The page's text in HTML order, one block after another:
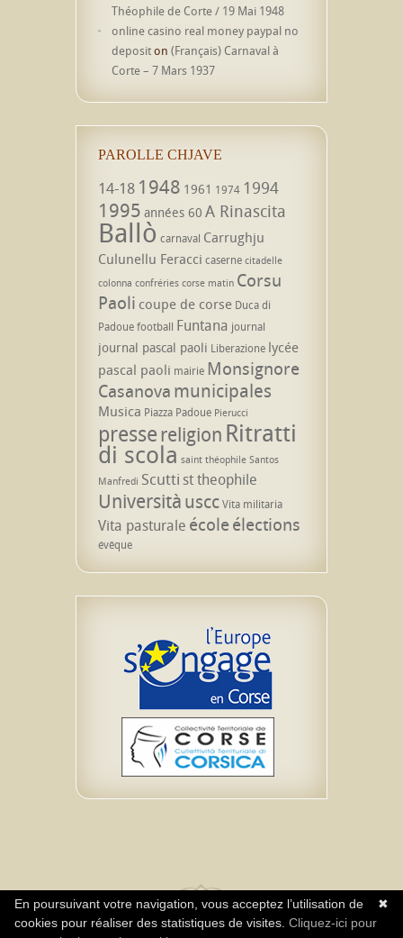
Théophile de Corte / 19 Mai 1948
online casino real money paypal no
depositon (Français) Carnaval à
Corte – 7 Mars 1937
PAROLLE CHJAVE
14-18 1948 1961 1974 1994
1995 années 60 A Rinascita
Ballò carnaval Carrughju
Culunellu Feracci caserne citadelle
colonna confréries corse matin Corsu
Paoli coupe de corse Duca di
Padouefootball Funtana journal
journal pascal paoli Liberazione lycée
pascal paoli mairie Monsignore
Casanova municipales
Musica Piazza Padoue Pierucci
pressereligion Ritratti
di scola saint théophile Santos
Manfredi Scuttist theophile
UniversitàusccVita militaria
Vita pasturale écoleélections
évêque
Realisazione Impresa Neuromediasoft – Diritti
✖
En poursuivant votre navigation, vous acceptez l’utilisation de
cookies pour réaliser des statistiques de visites. Cliquez-ici pour